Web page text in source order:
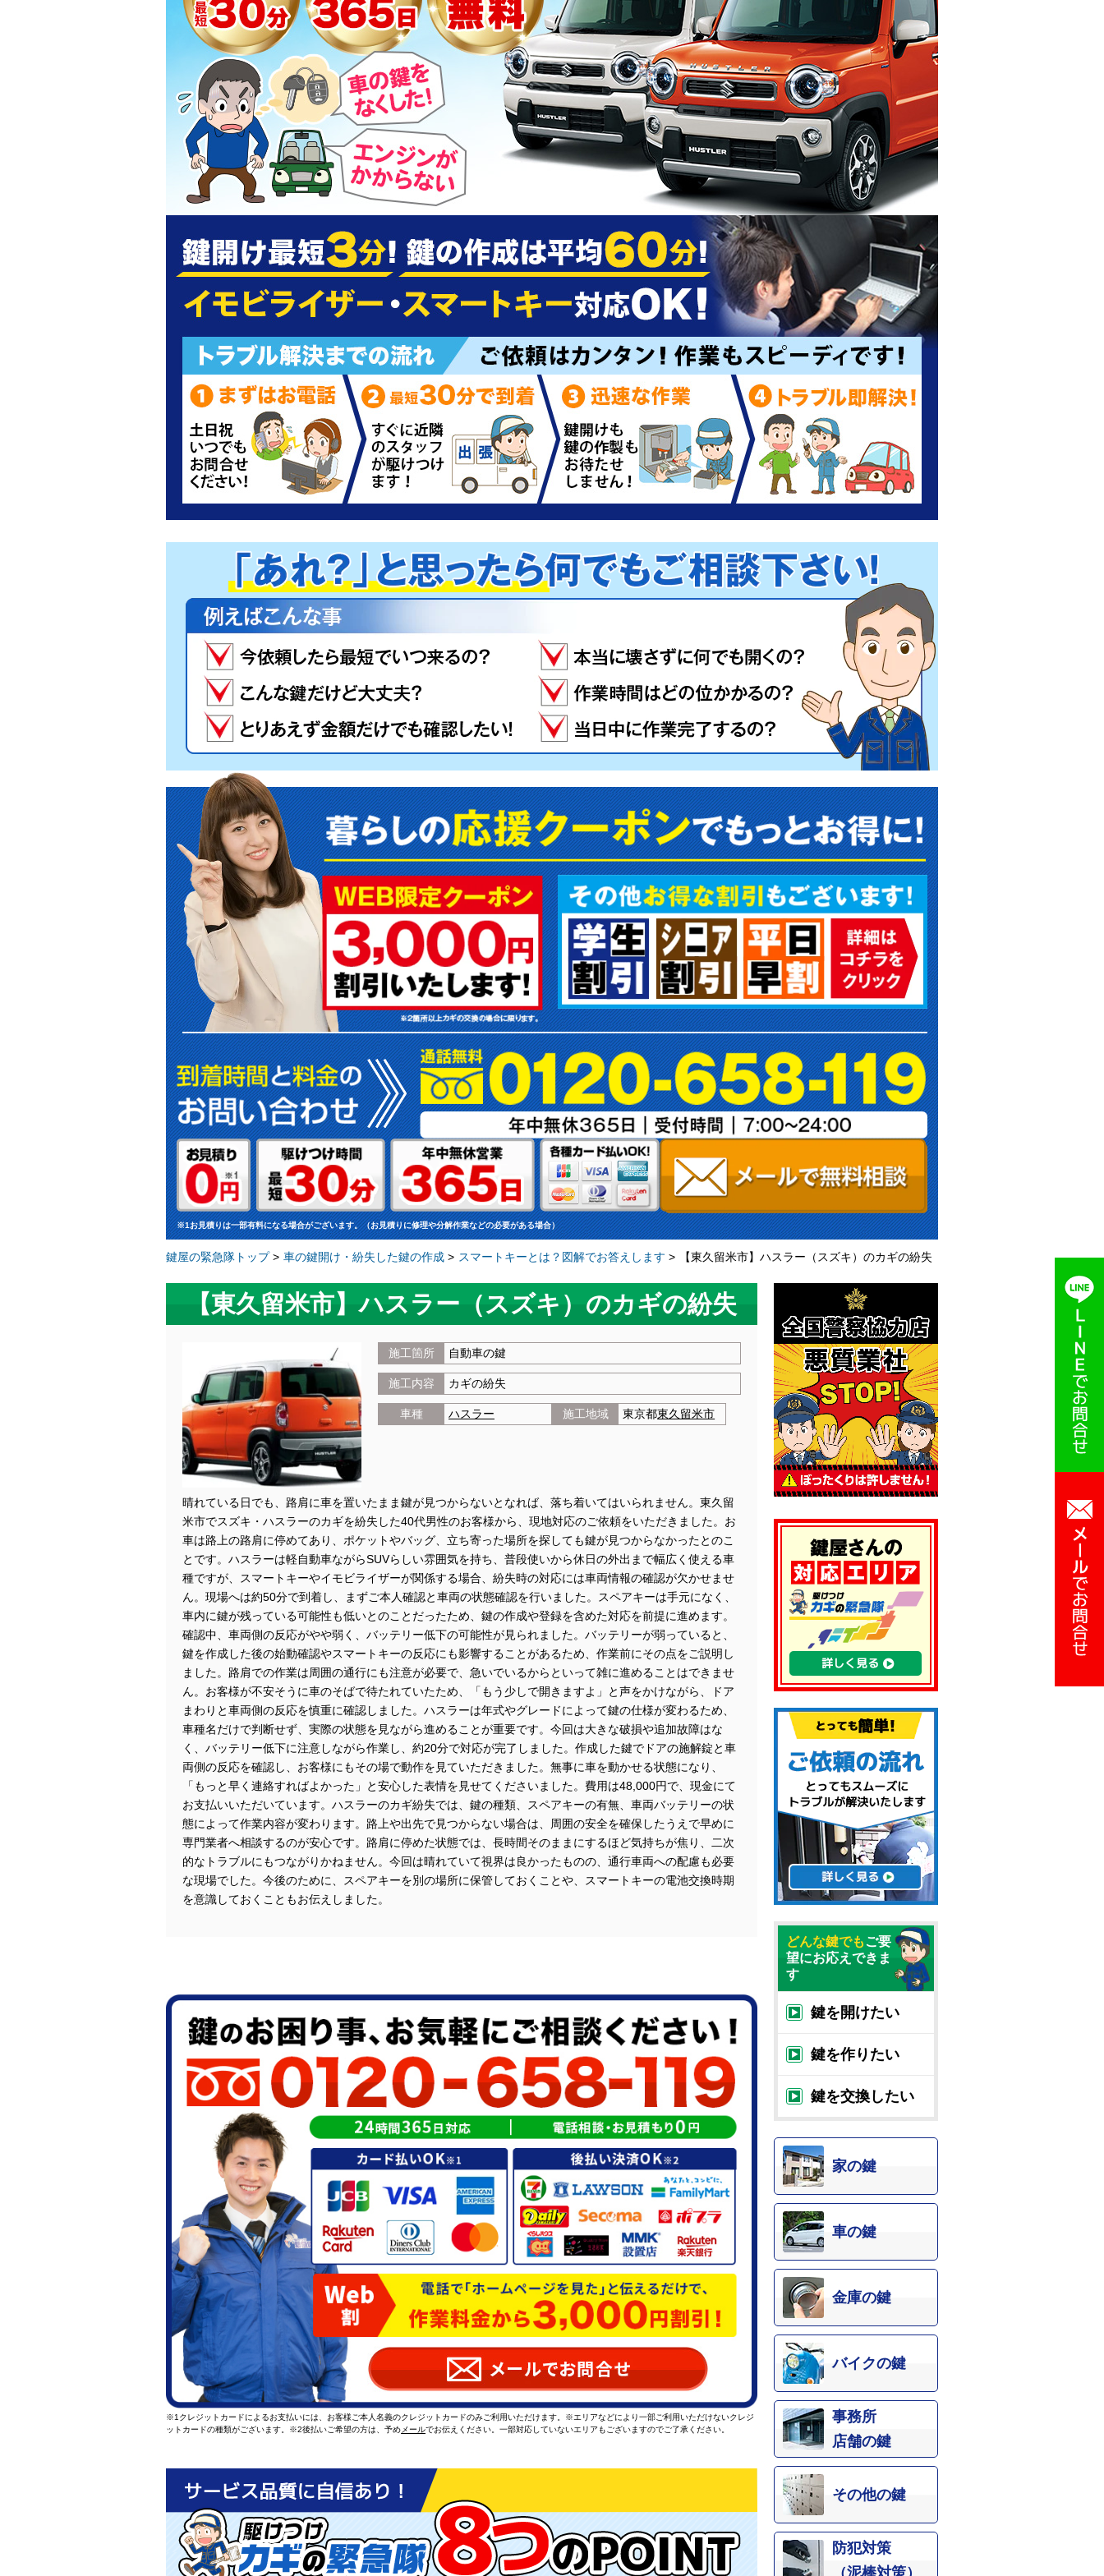
※1お見積りは一部有料になる場合がございます。（お見積りに修理や分解作業などの必要がある場合）
鍵屋の緊急隊トップ> 車の鍵開け・紛失した鍵の作成 > スマートキーとは？図解でお答えします > 【東久留米市】ハスラー（スズキ）のカギの紛失
【東久留米市】ハスラー（スズキ）のカギの紛失
施工箇所 自動車の鍵
施工内容 カギの紛失
車種 ハスラー 施工地域 東京都東久留米市
晴れている日でも、路肩に車を置いたまま鍵が見つからないとなれば、落ち着いてはいられません。東久留
米市でスズキ・ハスラーのカギを紛失した40代男性のお客様から、現地対応のご依頼をいただきました。お
車は路上の路肩に停めてあり、ポケットやバッグ、立ち寄った場所を探しても鍵が見つからなかったとのこ
とです。ハスラーは軽自動車ながらSUVらしい雰囲気を持ち、普段使いから休日の外出まで幅広く使える車
種ですが、スマートキーやイモビライザーが関係する場合、紛失時の対応には車両情報の確認が欠かせませ
ん。現場へは約50分で到着し、まずご本人確認と車両の状態確認を行いました。スペアキーは手元になく、
車内に鍵が残っている可能性も低いとのことだったため、鍵の作成や登録を含めた対応を前提に進めます。
確認中、車両側の反応がやや弱く、バッテリー低下の可能性が見られました。バッテリーが弱っていると、
鍵を作成した後の始動確認やスマートキーの反応にも影響することがあるため、作業前にその点をご説明し
ました。路肩での作業は周囲の通行にも注意が必要で、急いでいるからといって雑に進めることはできませ
ん。お客様が不安そうに車のそばで待たれていたため、「もう少しで開きますよ」と声をかけながら、ドア
まわりと車両側の反応を慎重に確認しました。ハスラーは年式やグレードによって鍵の仕様が変わるため、
車種名だけで判断せず、実際の状態を見ながら進めることが重要です。今回は大きな破損や追加故障はな
く、バッテリー低下に注意しながら作業し、約20分で対応が完了しました。作成した鍵でドアの施解錠と車
両側の反応を確認し、お客様にもその場で動作を見ていただきました。無事に車を動かせる状態になり、
「もっと早く連絡すればよかった」と安心した表情を見せてくださいました。費用は48,000円で、現金にて
お支払いいただいています。ハスラーのカギ紛失では、鍵の種類、スペアキーの有無、車両バッテリーの状
態によって作業内容が変わります。路上や出先で見つからない場合は、周囲の安全を確保したうえで早めに
専門業者へ相談するのが安心です。路肩に停めた状態では、長時間そのままにするほど気持ちが焦り、二次
的なトラブルにもつながりかねません。今回は晴れていて視界は良かったものの、通行車両への配慮も必要
な現場でした。今後のために、スペアキーを別の場所に保管しておくことや、スマートキーの電池交換時期
を意識しておくこともお伝えしました。
※1クレジットカードによるお支払いには、お客様ご本人名義のクレジットカードのみご利用いただけます。※エリアなどにより一部ご利用いただけないクレジ
ットカードの種類がございます。 ※2後払いご希望の方は、予め メールでお伝えください。一部対応していないエリアもございますのでご了承ください。
どんな鍵でもご要
望にお応えできま
す
鍵を開けたい
鍵を作りたい
鍵を交換したい
家の鍵
車の鍵
金庫の鍵
バイクの鍵
事務所
店舗の鍵
その他の鍵
防犯対策